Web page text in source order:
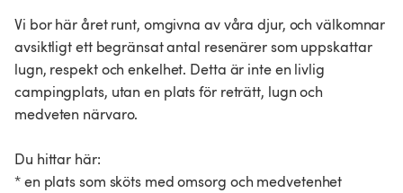
Vi bor här året runt, omgivna av våra djur, och välkomnar
avsiktligt ett begränsat antal resenärer som uppskattar
lugn, respekt och enkelhet. Detta är inte en livlig
campingplats, utan en plats för reträtt, lugn och
medveten närvaro.
Du hittar här:
* en plats som sköts med omsorg och medvetenhet